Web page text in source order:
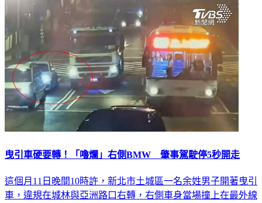
曳引車硬要轉！「嚕爛」右側BMW 肇事駕駛停5秒開走
這個月11日晚間10時許，新北市土城區一名余姓男子開著曳引
車，違規在城林與亞洲路口右轉，右側車身當場撞上在最外線